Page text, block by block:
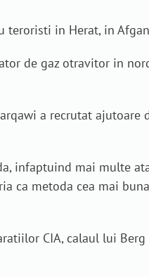
teroristi in Herat, in
de gaz otravitor in
a recrutat
mai multe
ca metoda cea mai
CIA, calaul lui